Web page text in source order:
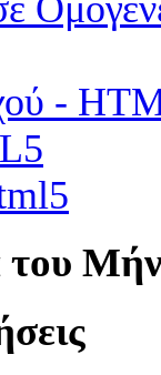
-
του